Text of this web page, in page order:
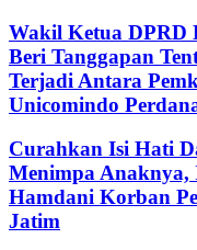
Wakil Ketua DPRD
Beri Tanggapan
Terjadi Antara
Unicomindo
Curahkan Isi Hati
Menimpa Anaknya,
Hamdani Korban
Jatim